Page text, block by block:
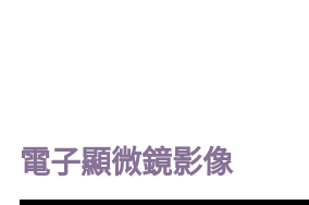
電子顯微鏡影像